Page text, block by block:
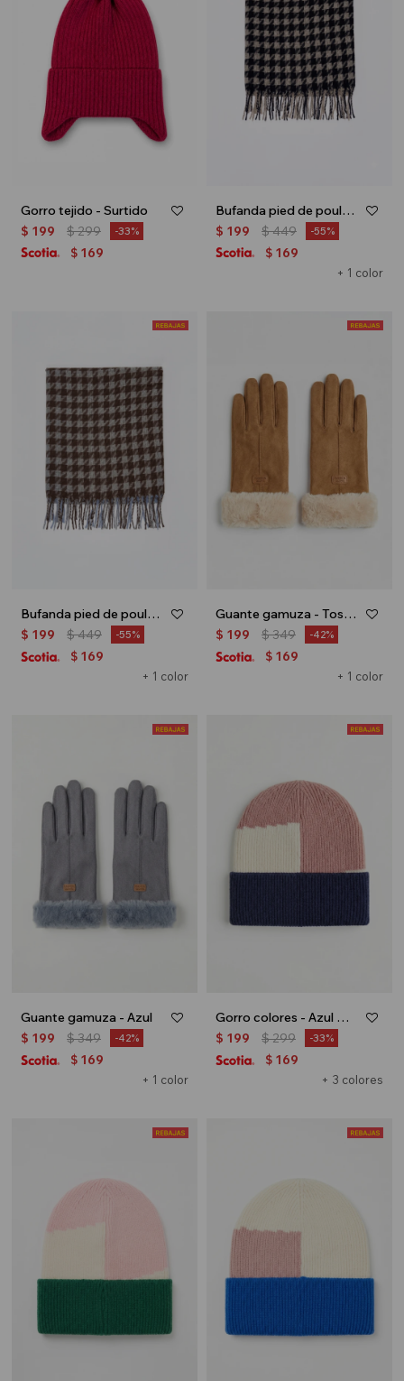
Gorro tejido - Surtido
$ 199 $299 33
$ 169
Bufanda pied de poule - Gris
+ 1 color
$ 199 $449 55
$ 169
Bufanda pied de poule - Verde
+ 1 color
$ 199 $449 55
$ 169
Guante gamuza - Tostado
+ 1 color
$ 199 $349 42
$ 169
Guante gamuza - Azul
+ 1 color
$ 199 $349 42
$ 169
Gorro colores - Azul marino
+ 3 colores
$ 199 $299 33
$ 169